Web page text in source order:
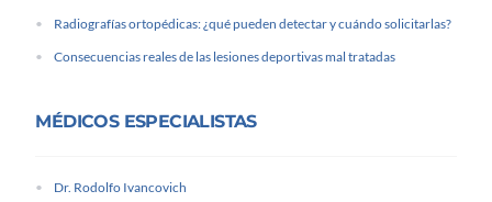
Radiografías ortopédicas: ¿qué pueden detectar y cuándo solicitarlas?
Consecuencias reales de las lesiones deportivas mal tratadas
MÉDICOS ESPECIALISTAS
Dr. Rodolfo Ivancovich